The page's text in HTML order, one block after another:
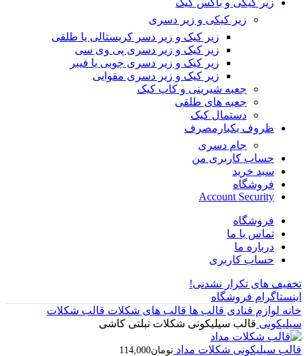
زیر کیکی و باکس کیک
زیر کیکی و زیر دسری
زیر کیک و زیر دسر کریستالی یا طلقی
زیر کیک و زیر دسری پی وی سی
زیر کیک و زیر دسری چوبی یا فیبر
زیر کیک و زیر دسری مقوایی
جعبه شیرینی و کاپ کیک
جعبه های طلقی
دستمال کیک
ظروف یکبارمصرف
جام دسری
حساب کاربری من
سبد خرید
فروشگاه
Account Security
فروشگاه
تماس با ما
درباره ما
حساب کاربری
تخفیف های تکرار نشدنی!
اینستاگرام فروشگاه
خانه لوازم قنادی قالب ها قالب های شکلات قالب شکلات
سیلیکونی قالب سیلیکونی شکلات تبلتی کاشی
قالب سیلیکونی شکلات مداد تومان114,000